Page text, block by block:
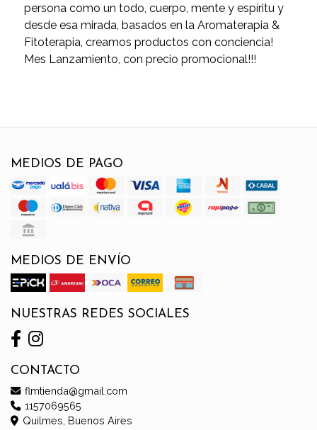
persona como un todo, cuerpo, mente y espíritu y
desde esa mirada, basados en la Aromaterapia &
Fitoterapia, creamos productos con conciencia!
Mes Lanzamiento, con precio promocional!!!
MEDIOS DE PAGO
MEDIOS DE ENVÍO
NUESTRAS REDES SOCIALES
CONTACTO
flmtienda@gmail.com
1157069565
Quilmes, Buenos Aires